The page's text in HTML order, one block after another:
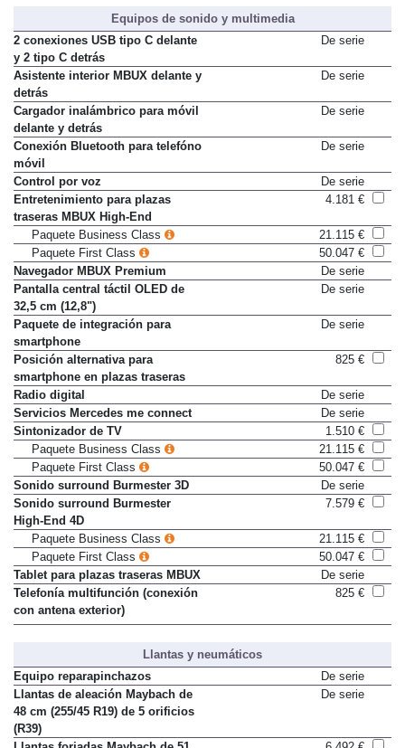
Equipos de sonido y multimedia
2 conexiones USB tipo C delante
y 2 tipo C detrás
De serie
Asistente interior MBUX delante y
detrás
De serie
Cargador inalámbrico para móvil
delante y detrás
De serie
Conexión Bluetooth para telefóno
móvil
De serie
Control por voz
De serie
Entretenimiento para plazas
traseras MBUX High-End
4.181 €
Paquete Business Class
21.115 €
Paquete First Class
50.047 €
Navegador MBUX Premium
De serie
Pantalla central táctil OLED de
32,5 cm (12,8")
De serie
Paquete de integración para
smartphone
De serie
Posición alternativa para
smartphone en plazas traseras
825 €
Radio digital
De serie
Servicios Mercedes me connect
De serie
Sintonizador de TV
1.510 €
Paquete Business Class
21.115 €
Paquete First Class
50.047 €
Sonido surround Burmester 3D
De serie
Sonido surround Burmester
High-End 4D
7.579 €
Paquete Business Class
21.115 €
Paquete First Class
50.047 €
Tablet para plazas traseras MBUX
De serie
Telefonía multifunción (conexión
con antena exterior)
825 €
Llantas y neumáticos
Equipo reparapinchazos
De serie
Llantas de aleación Maybach de
48 cm (255/45 R19) de 5 orificios
(R39)
De serie